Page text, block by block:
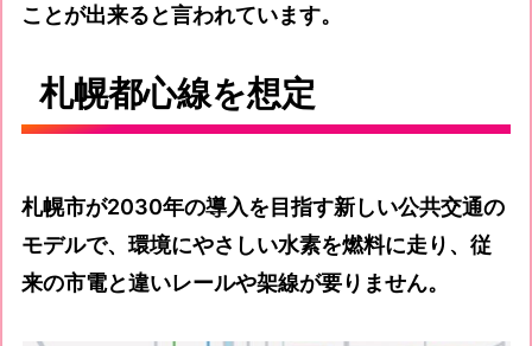
ことが出来ると言われています。
札幌都心線を想定
札幌市が2030年の導入を目指す新しい公共交通の
モデルで、環境にやさしい水素を燃料に走り、従
来の市電と違いレールや架線が要りません。